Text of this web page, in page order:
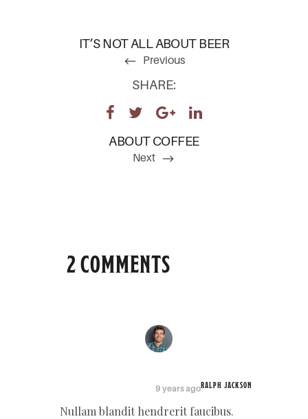
IT’S NOT ALL ABOUT BEER
Previous
SHARE:
ABOUT COFFEE
Next
2 COMMENTS
RALPH JACKSON
9 years ago
Nullam blandit hendrerit faucibus.